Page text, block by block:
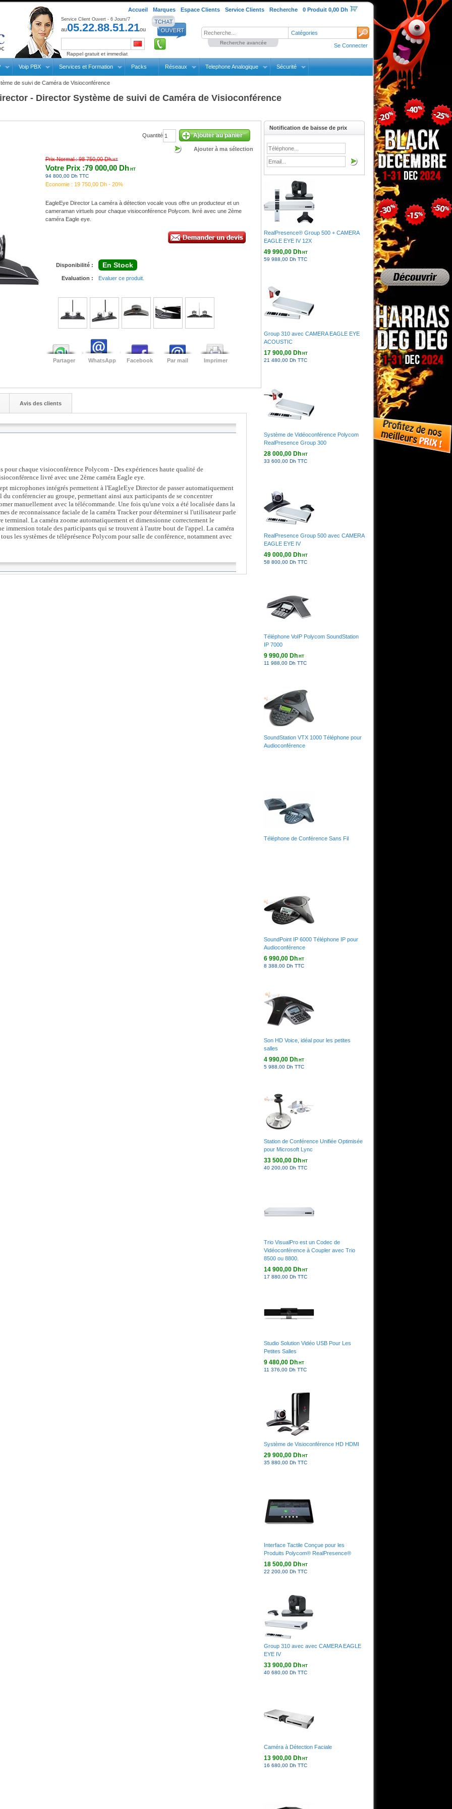
Accueil Marques Espace Clients Service Clients Recherche 0 Produit 0,00 Dh
Catégories
Recherche avancée
Service Client Ouvert - 6 Jours/7
au05.22.88.51.21ou
Rappel gratuit et immediat
Se Connecter
Voip PBX Services et Formation Packs Réseaux Telephone Analogique Sécurité
de suivi de Caméra de Visioconférence
- Director Système de suivi de Caméra de Visioconférence
Quantité Ajouter au panier
Ajouter à ma sélection
Prix Normal :98 750,00 DhHT
Votre Prix :79 000,00 Dh HT
94 800,00 Dh TTC
Economie : 19 750,00 Dh - 20%
EagleEye Director La caméra à détection vocale vous offre un producteur et un
cameraman virtuels pour chaque visioconférence Polycom. livré avec une 2ème
caméra Eagle eye.
Disponibilité : En Stock
Evaluation : Evaluer ce produit.
Partager WhatsApp Facebook Par mail Imprimer
Avis des clients
chaque visioconférence Polycom - Des expériences haute qualité de
livré avec une 2ème caméra Eagle eye.
microphones intégrés permettent à l'EagleEye Director de passer automatiquement
du conférencier au groupe, permettant ainsi aux participants de se concentrer
manuellement avec la télécommande. Une fois qu'une voix a été localisée dans la
de reconnaissance faciale de la caméra Tracker pour déterminer si l'utilisateur parle
terminal. La caméra zoome automatiquement et dimensionne correctement le
immersion totale des participants qui se trouvent à l'autre bout de l'appel. La caméra
les systèmes de téléprésence Polycom pour salle de conférence, notamment avec
Notification de baisse de prix
RealPresence® Group 500 + CAMERA
EAGLE EYE IV 12X
49 990,00 DhHT
59 988,00 Dh TTC
Group 310 avec CAMERA EAGLE EYE
ACOUSTIC
17 900,00 DhHT
21 480,00 Dh TTC
Système de Vidéoconférence Polycom
RealPresence Group 300
28 000,00 DhHT
33 600,00 Dh TTC
RealPresence Group 500 avec CAMERA
EAGLE EYE IV
49 000,00 DhHT
58 800,00 Dh TTC
Téléphone VoIP Polycom SoundStation
IP 7000
9 990,00 DhHT
11 988,00 Dh TTC
SoundStation VTX 1000 Téléphone pour
Audioconférence
Téléphone de Conférence Sans Fil
SoundPoint IP 6000 Téléphone IP pour
Audioconférence
6 990,00 DhHT
8 388,00 Dh TTC
Son HD Voice, idéal pour les petites
salles
4 990,00 DhHT
5 988,00 Dh TTC
Station de Conférence Unifiée Optimisée
pour Microsoft Lync
33 500,00 DhHT
40 200,00 Dh TTC
Trio VisualPro est un Codec de
Vidéoconférence à Coupler avec Trio
8500 ou 8800.
14 900,00 DhHT
17 880,00 Dh TTC
Studio Solution Vidéo USB Pour Les
Petites Salles
9 480,00 DhHT
11 376,00 Dh TTC
Système de Visioconférence HD HDMI
29 900,00 DhHT
35 880,00 Dh TTC
Interface Tactile Conçue pour les
Produits Polycom® RealPresence®
18 500,00 DhHT
22 200,00 Dh TTC
Group 310 avec avec CAMERA EAGLE
EYE IV
33 900,00 DhHT
40 680,00 Dh TTC
Caméra à Détection Faciale
13 900,00 DhHT
16 680,00 Dh TTC